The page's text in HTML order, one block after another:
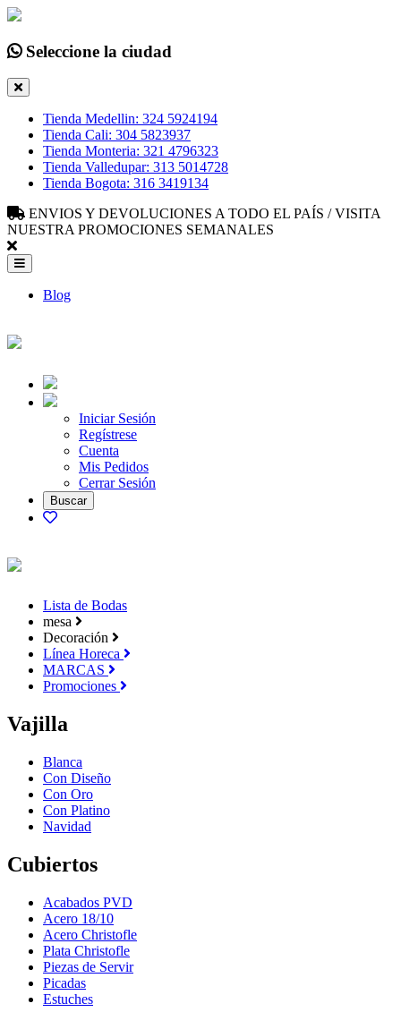
Seleccione la ciudad
Tienda Medellin: 324 5924194
Tienda Cali: 304 5823937
Tienda Monteria: 321 4796323
Tienda Valledupar: 313 5014728
Tienda Bogota: 316 3419134
ENVIOS Y DEVOLUCIONES A TODO EL PAÍS / VISITA
NUESTRA PROMOCIONES SEMANALES
Blog
Iniciar Sesión
Regístrese
Cuenta
Mis Pedidos
Cerrar Sesión
Lista de Bodas
mesa
Decoración
Línea Horeca
MARCAS
Promociones
Vajilla
Blanca
Con Diseño
Con Oro
Con Platino
Navidad
Cubiertos
Acabados PVD
Acero 18/10
Acero Christofle
Plata Christofle
Piezas de Servir
Picadas
Estuches